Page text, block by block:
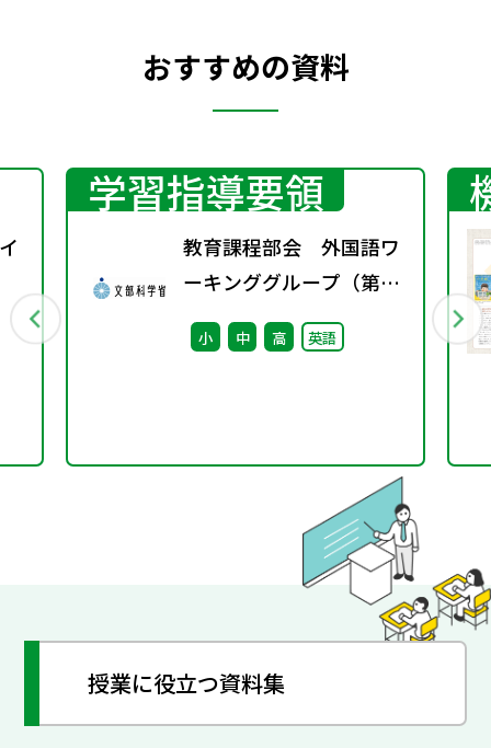
おすすめの資料
学習指導要領
教育課程部会 外国語ワ
ーキンググループ（第12
回） 配付資料
小 中 高 英語
授業に役立つ資料集